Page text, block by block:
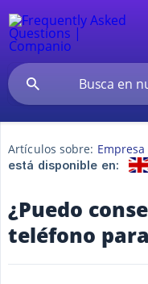
Artículos sobre:
está disponible en:
¿Puedo
teléfono